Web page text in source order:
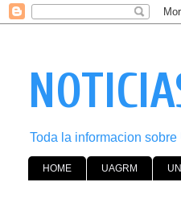
Toda la informacion
HOME UAGRM